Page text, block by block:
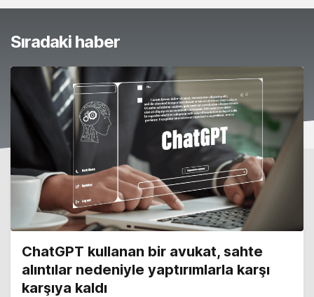
Sıradaki haber
ChatGPT kullanan bir avukat, sahte
alıntılar nedeniyle yaptırımlarla karşı
karşıya kaldı